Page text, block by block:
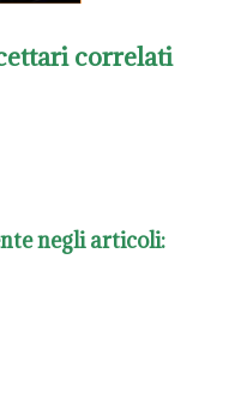
correlati
negli articoli: